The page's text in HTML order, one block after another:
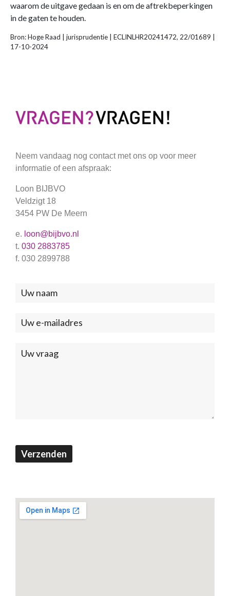
waarom de uitgave gedaan is en om de aftrekbeperkingen
in de gaten te houden.
Bron: Hoge Raad | jurisprudentie | ECLINLHR20241472, 22/01689 |
17-10-2024
Neem vandaag nog contact met ons op voor meer
informatie of een afspraak:
Loon BIJBVO
Veldzigt 18
3454 PW De Meern
e. loon@bijbvo.nl
t. 030 2883785
f. 030 2899788
Neem
met
ons
Verzenden